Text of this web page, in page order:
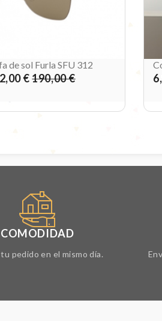
de sol Furla SFU 312
€190,00 €
COMODIDAD
pedido en el mismo día.